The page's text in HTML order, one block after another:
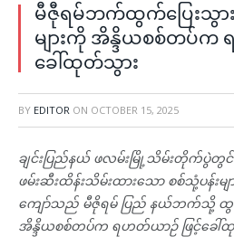
မီဇီုရမ်ဘက်ထွက်ပြေးသွာ
များကို အိန္ဒိယစစ်တပ်က
ခေါ်ထုတ်သွား
BY EDITOR ON OCTOBER 15, 2025
ချင်းပြည်နယ် ဖလမ်းမြို့သိမ်းတိုက်ပွဲတွင်
ဖမ်းဆီးထိန်းသိမ်းထားသော စစ်သုံ့ပန်း
ကျော်သည် မီဇိုရမ် ပြည် နယ်ဘက်သို့ ထွက်ပ
အိန္ဒိယစစ်တပ်က ရဟတ်ယာဉ် ဖြင့်ခ